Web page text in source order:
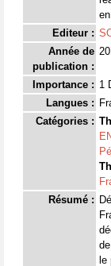
Editeur :
Année de
publication :
Importance : 1
Langues :
Catégories :
Résumé :